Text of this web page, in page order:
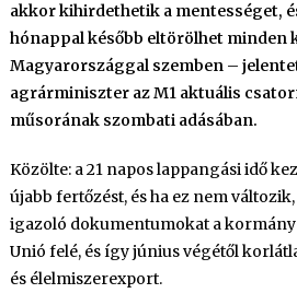
akkor kihirdethetik a mentességet,
hónappal később eltörölhet minden
Magyarországgal szemben –
agrárminiszter az M1 aktuális
műsorának szombati adásában.
Közölte: a 21 napos lappangási idő
újabb fertőzést, és ha ez nem
igazoló dokumentumokat a
Unió felé, és így június végétől
és élelmiszerexport.